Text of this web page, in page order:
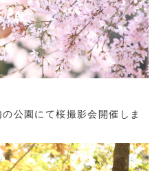
公園にて桜撮影会開催しま